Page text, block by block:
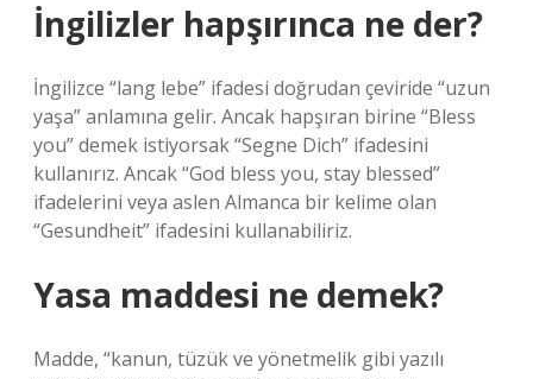
İngilizler hapşırınca ne der?
İngilizce “lang lebe” ifadesi doğrudan çeviride “uzun
yaşa” anlamına gelir. Ancak hapşıran birine “Bless
you” demek istiyorsak “Segne Dich” ifadesini
kullanırız. Ancak “God bless you, stay blessed”
ifadelerini veya aslen Almanca bir kelime olan
“Gesundheit” ifadesini kullanabiliriz.
Yasa maddesi ne demek?
Madde, “kanun, tüzük ve yönetmelik gibi yazılı